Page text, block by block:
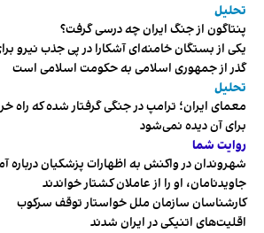
تحلیل
پنتاگون از جنگ ایران چه درسی گرفت؟
یکی از بستگان خامنه‌ای آشکارا در پی جذب نیرو
گذر از جمهوری اسلامی به حکومت اسلامی است
تحلیل
معمای ایران؛ ترامپ در جنگی گرفتار شده که راه
برای آن دیده نمی‌شود
روایت شما
شهروندان در واکنش به اظهارات پزشکیان درباره
جاویدنامان، او را از عاملان کشتار خواندند
کارشناسان سازمان ملل خواستار توقف سرکوب
اقلیت‌های اتنیکی در ایران شدند